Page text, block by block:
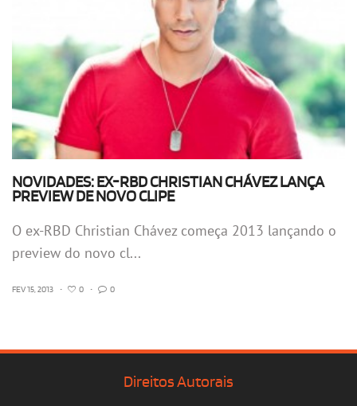
NOVIDADES: EX-RBD CHRISTIAN CHÁVEZ LANÇA
PREVIEW DE NOVO CLIPE
O ex-RBD Christian Chávez começa 2013 lançando o
preview do novo cl...
FEV 15, 2013 • 0 • 0
Direitos Autorais